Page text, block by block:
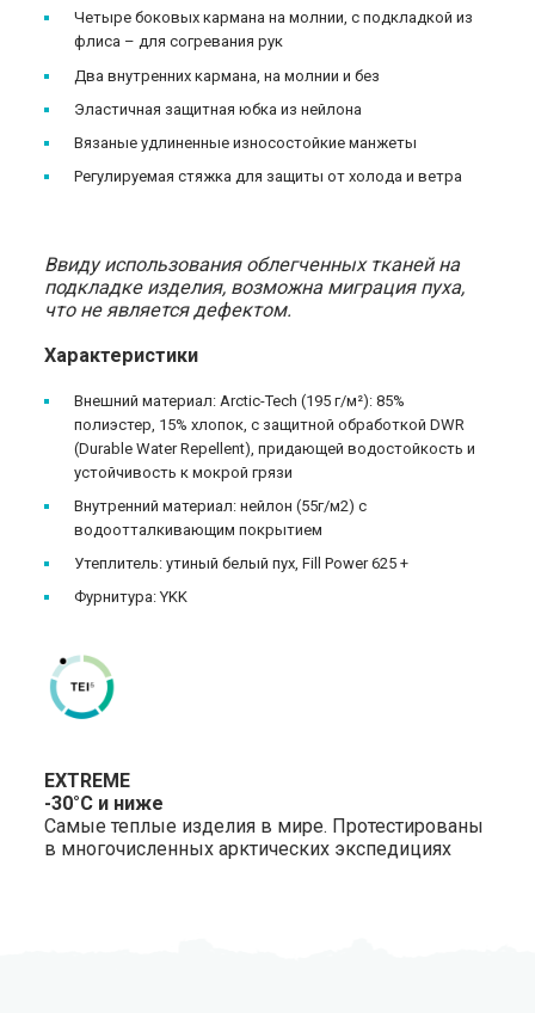
Четыре боковых кармана на молнии, с подкладкой из
флиса – для согревания рук
Два внутренних кармана, на молнии и без
Эластичная защитная юбка из нейлона
Вязаные удлиненные износостойкие манжеты
Регулируемая стяжка для защиты от холода и ветра
Ввиду использования облегченных тканей на
подкладке изделия, возможна миграция пуха,
что не является дефектом.
Характеристики
Внешний материал: Arctic-Tech (195 г/м²): 85%
полиэстер, 15% хлопок, с защитной обработкой DWR
(Durable Water Repellent), придающей водостойкость и
устойчивость к мокрой грязи
Внутренний материал: нейлон (55г/м2) с
водоотталкивающим покрытием
Утеплитель: утиный белый пух, Fill Power 625 +
Фурнитура: YKK
EXTREME
-30°C и ниже
Самые теплые изделия в мире. Протестированы
в многочисленных арктических экспедициях